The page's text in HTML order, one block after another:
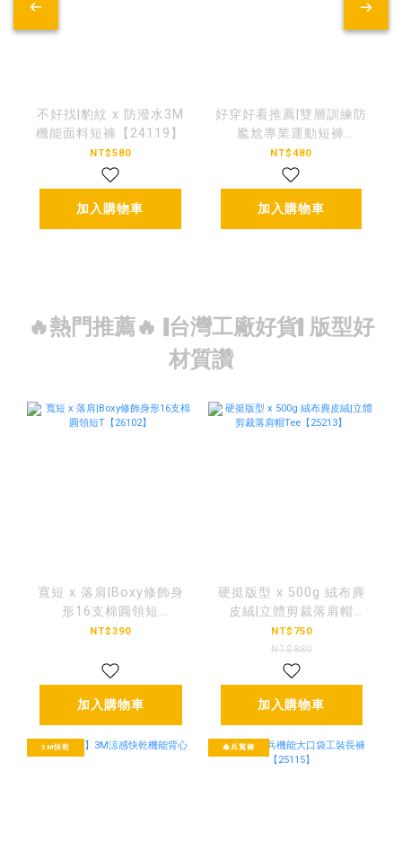
不好找|豹紋 x 防潑水3M
機能面料短褲【24119】
NT$580
加入購物車
好穿好看推薦|雙層訓練防
尷尬專業運動短褲
【SPCN3015】
NT$480
加入購物車
🔥熱門推薦🔥 |台灣工廠好貨| 版型好
材質讚
寬短 x 落肩|Boxy修飾身
形16支棉圓領短
T【26102】
NT$390
加入購物車
硬挺版型 x 500g 絨布麂
皮絨|立體剪裁落肩帽
Tee【25213】
NT$750
NT$880
加入購物車
3M快乾 傘兵寬褲